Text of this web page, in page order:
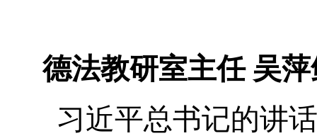
德法教研室主任 吴
习近平总书记的讲